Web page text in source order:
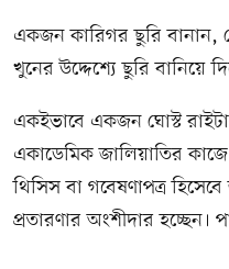
একজন কারিগর ছুরি বানান,
খুনের উদ্দেশ্যে ছুরি বানিয়ে
একইভাবে একজন ঘোস্ট
একাডেমিক জালিয়াতির
থিসিস বা গবেষণাপত্র
প্রতারণার অংশীদার হচ্ছেন।